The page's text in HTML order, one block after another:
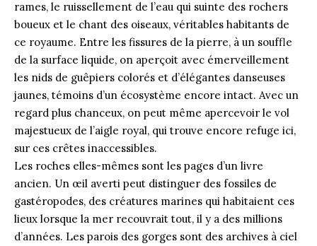
rames, le ruissellement de l’eau qui suinte des rochers
boueux et le chant des oiseaux, véritables habitants de
ce royaume. Entre les fissures de la pierre, à un souffle
de la surface liquide, on aperçoit avec émerveillement
les nids de guêpiers colorés et d’élégantes danseuses
jaunes, témoins d’un écosystème encore intact. Avec un
regard plus chanceux, on peut même apercevoir le vol
majestueux de l’aigle royal, qui trouve encore refuge ici,
sur ces crêtes inaccessibles.
Les roches elles-mêmes sont les pages d’un livre
ancien. Un œil averti peut distinguer des fossiles de
gastéropodes, des créatures marines qui habitaient ces
lieux lorsque la mer recouvrait tout, il y a des millions
d’années. Les parois des gorges sont des archives à ciel